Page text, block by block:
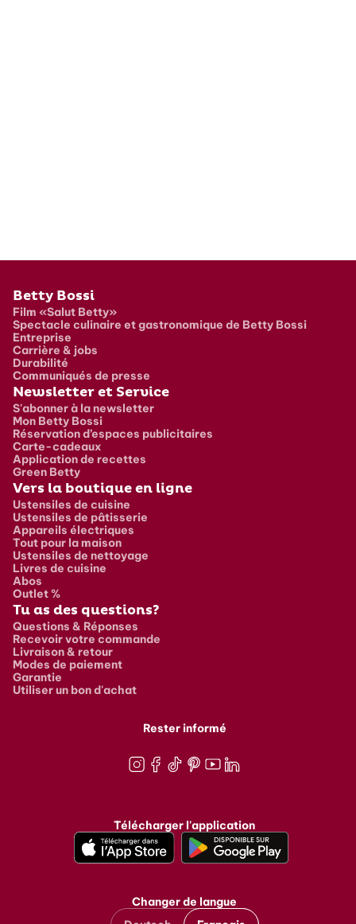
Pied de page
Betty Bossi
Film «Salut Betty»
Spectacle culinaire et gastronomique de Betty Bossi
Entreprise
Carrière & jobs
Durabilité
Communiqués de presse
Newsletter et Service
S'abonner à la newsletter
Mon Betty Bossi
Réservation d’espaces publicitaires
Carte-cadeaux
Application de recettes
Green Betty
Vers la boutique en ligne
Ustensiles de cuisine
Ustensiles de pâtisserie
Appareils électriques
Tout pour la maison
Ustensiles de nettoyage
Livres de cuisine
Abos
Outlet %
Tu as des questions?
Questions & Réponses
Recevoir votre commande
Livraison & retour
Modes de paiement
Garantie
Utiliser un bon d'achat
Rester informé
Télécharger l'application
Changer de langue